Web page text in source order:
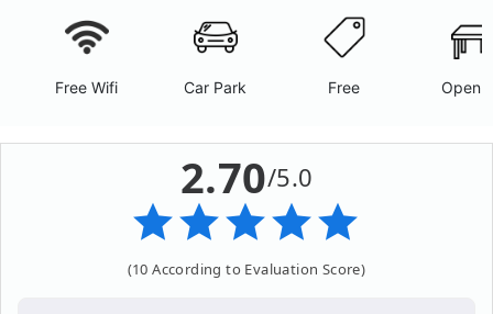
Free Wifi Car Park Free Open
2.70/5.0
(10 According to Evaluation Score)